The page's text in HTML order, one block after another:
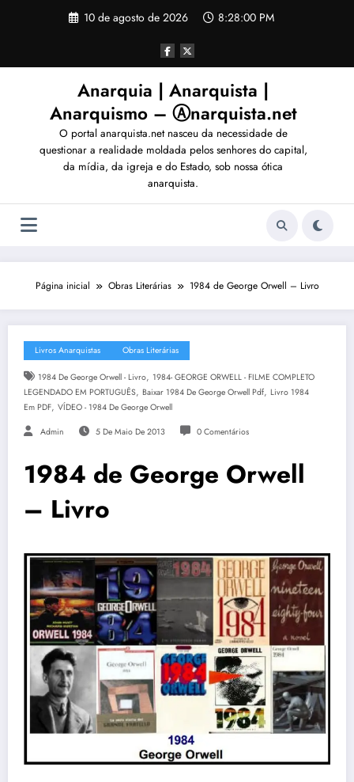
10 de agosto de 2026 8:28:01 PM
Anarquia | Anarquista |
Anarquismo – Ⓐnarquista.net
O portal anarquista.net nasceu da necessidade de
questionar a realidade moldada pelos senhores do capital,
da mídia, da igreja e do Estado, sob nossa ótica
anarquista.
Página inicial Obras Literárias 1984 de George Orwell – Livro
Livros Anarquistas Obras Literárias
1984 De George Orwell - Livro, 1984- GEORGE ORWELL - FILME COMPLETO
LEGENDADO EM PORTUGUÊS, Baixar 1984 De George Orwell Pdf, Livro 1984
Em PDF, VÍDEO - 1984 De George Orwell
Admin 5 De Maio De 2013 0 Comentários
1984 de George Orwell
– Livro